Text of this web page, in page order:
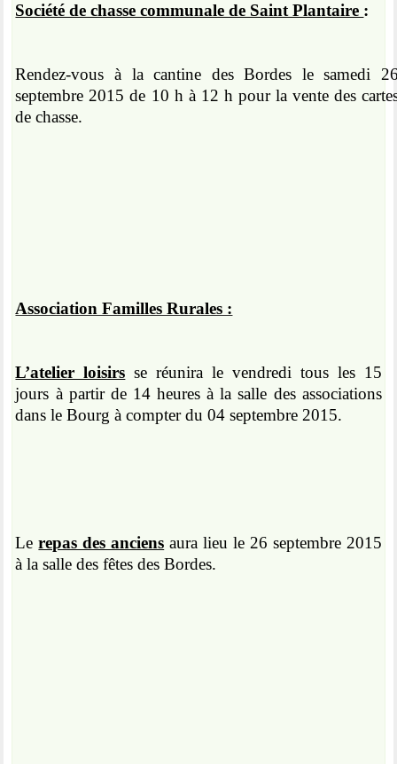
Société de chasse communale de Saint Plantaire :
Rendez-vous à la cantine des Bordes le samedi
septembre 2015 de 10 h à 12 h pour la vente des
de chasse.
Association Familles Rurales :
L’atelier loisirs se réunira le vendredi tous les 15
jours à partir de 14 heures à la salle des associations
dans le Bourg à compter du 04 septembre 2015.
Lerepas des anciens aura lieu le 26 septembre 2015
à la salle des fêtes des Bordes.